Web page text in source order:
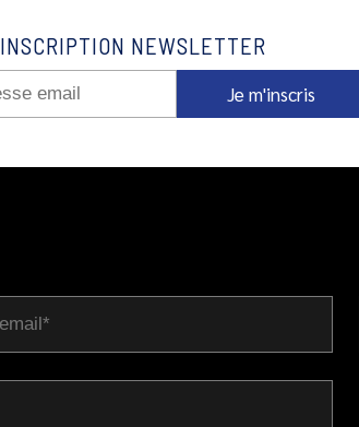
INSCRIPTION NEWSLETTER
Je m'inscris